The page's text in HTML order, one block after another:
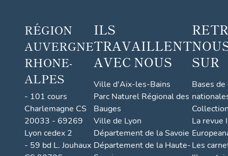
RÉGION
AUVERGNE
RHONE-
ALPES
- 101 cours
Charlemagne CS
20033 - 69269
Lyon cedex 2
- 59 bd L. Jouhaux
ILS
TRAVAILLENT
AVEC NOUS
Ville d'Aix-les-Bains
Parc Naturel Régional des
Bauges
Ville de Lyon
Département de la Savoie
Département de la Haute-
SUR
Bases
La revue
Les